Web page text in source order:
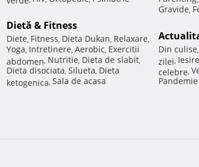
Dietă & Fitness
Diete, Fitness, Dieta Dukan, Relaxare,
Yoga, Intretinere, Aerobic, Exercitii
abdomen, Nutritie, Dieta de slabit,
Dieta disociata, Silueta, Dieta
ketogenica, Sala de acasa
Gravide,
Din culise,
zilei,
celebre,
Pandemie